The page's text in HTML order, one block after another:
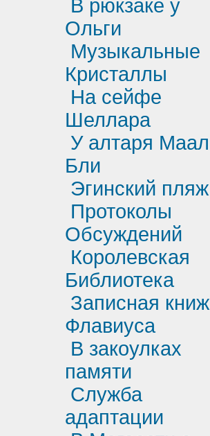
В рюкзаке у
Ольги
Музыкальные
Кристаллы
На сейфе
Шеллара
У алтаря
Бли
Эгинский пляж
Протоколы
Обсуждений
Королевская
Библиотека
Записная
Флавиуса
В закоулках
памяти
Служба
адаптации